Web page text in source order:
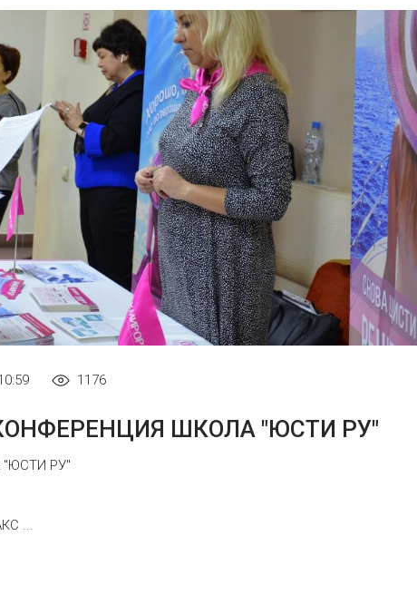
1176
ШКОЛА "ЮСТИ РУ"
РУ"
...